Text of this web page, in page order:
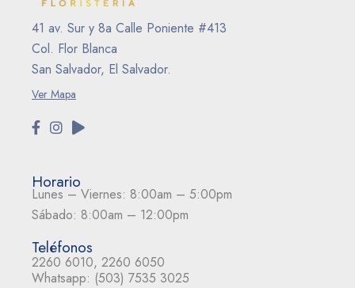
41 av. Sur y 8a Calle Poniente #413
Col. Flor Blanca
San Salvador, El Salvador.
Ver Mapa
Horario
Lunes – Viernes: 8:00am – 5:00pm
Sábado: 8:00am – 12:00pm
Teléfonos
2260 6010, 2260 6050
Whatsapp: (503) 7535 3025